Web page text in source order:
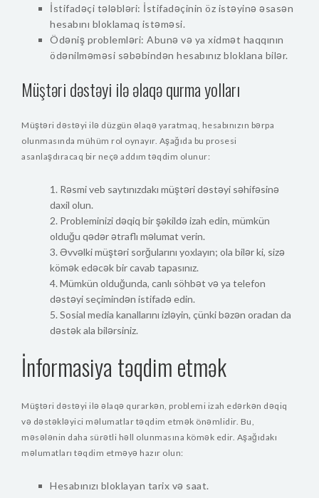
İstifadəçi tələbləri: İstifadəçinin öz istəyinə əsasən
hesabını bloklamaq istəməsi.
Ödəniş problemləri: Abunə və ya xidmət haqqının
ödənilməməsi səbəbindən hesabınız bloklana bilər.
Müştəri dəstəyi ilə əlaqə qurma yolları
Müştəri dəstəyi ilə düzgün əlaqə yaratmaq, hesabınızın bərpa
olunmasında mühüm rol oynayır. Aşağıda bu prosesi
asanlaşdıracaq bir neçə addım təqdim olunur:
Rəsmi veb saytınızdakı müştəri dəstəyi səhifəsinə
daxil olun.
Probleminizi dəqiq bir şəkildə izah edin, mümkün
olduğu qədər ətraflı məlumat verin.
Əvvəlki müştəri sorğularını yoxlayın; ola bilər ki, sizə
kömək edəcək bir cavab tapasınız.
Mümkün olduğunda, canlı söhbət və ya telefon
dəstəyi seçimindən istifadə edin.
Sosial media kanallarını izləyin, çünki bəzən oradan da
dəstək ala bilərsiniz.
İnformasiya təqdim etmək
Müştəri dəstəyi ilə əlaqə qurarkən, problemi izah edərkən dəqiq
və dəstəkləyici məlumatlar təqdim etmək önəmlidir. Bu,
məsələnin daha sürətli həll olunmasına kömək edir. Aşağıdakı
məlumatları təqdim etməyə hazır olun:
Hesabınızı bloklayan tarix və saat.